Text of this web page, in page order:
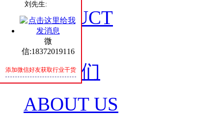
PRODUCT
关于我们
ABOUT US
刘先生:
微
信:18372019116
添加微信好友获取行业干货